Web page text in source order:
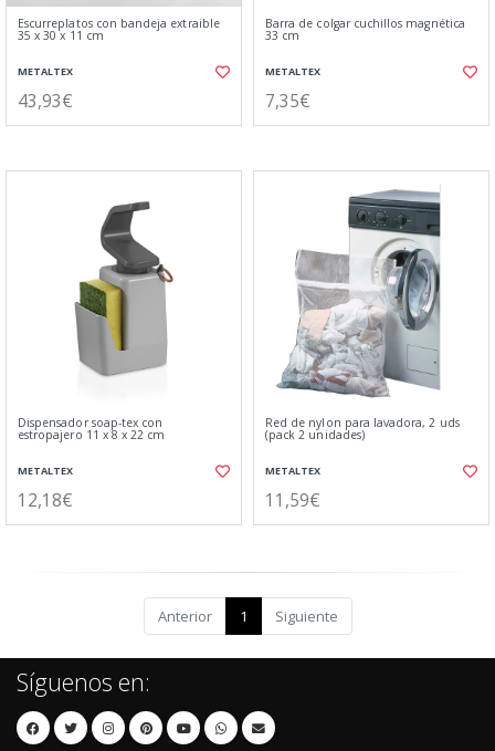
Escurreplatos con bandeja extraible
35 x 30 x 11 cm
METALTEX
43,93€
Barra de colgar cuchillos magnética
33 cm
METALTEX
7,35€
Dispensador soap-tex con
estropajero 11 x 8 x 22 cm
METALTEX
12,18€
Red de nylon para lavadora, 2 uds
(pack 2 unidades)
METALTEX
11,59€
Anterior 1 Siguiente
Síguenos en: